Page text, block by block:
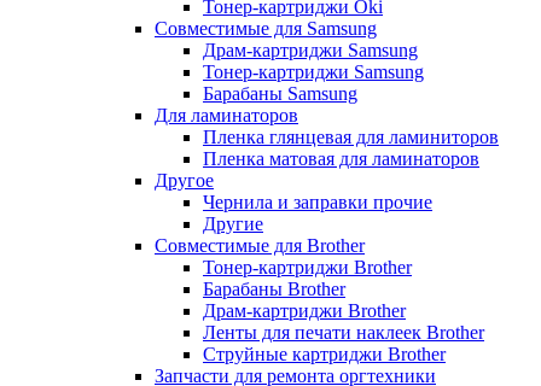
Тонер-картриджи Oki
Совместимые для Samsung
Драм-картриджи Samsung
Тонер-картриджи Samsung
Барабаны Samsung
Для ламинаторов
Пленка глянцевая для ламиниторов
Пленка матовая для ламинаторов
Другое
Чернила и заправки прочие
Другие
Совместимые для Brother
Тонер-картриджи Brother
Барабаны Brother
Драм-картриджи Brother
Ленты для печати наклеек Brother
Струйные картриджи Brother
Запчасти для ремонта оргтехники